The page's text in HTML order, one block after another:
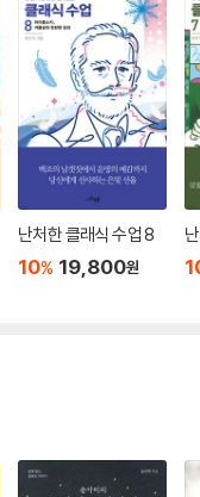
난처한 클래식 수업 8
10% 19,800원